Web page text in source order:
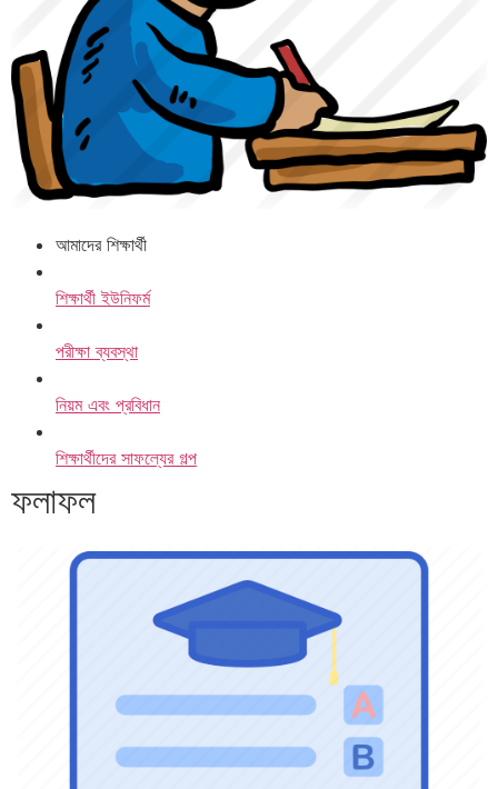
আমাদের শিক্ষার্থী
শিক্ষার্থী ইউনিফর্ম
পরীক্ষা ব্যবস্থা
নিয়ম এবং প্রবিধান
শিক্ষার্থীদের সাফল্যের গল্প
ফলাফল